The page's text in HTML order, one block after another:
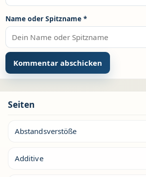
Name oder Spitzname *
Seiten
Abstandsverstöße
Additive